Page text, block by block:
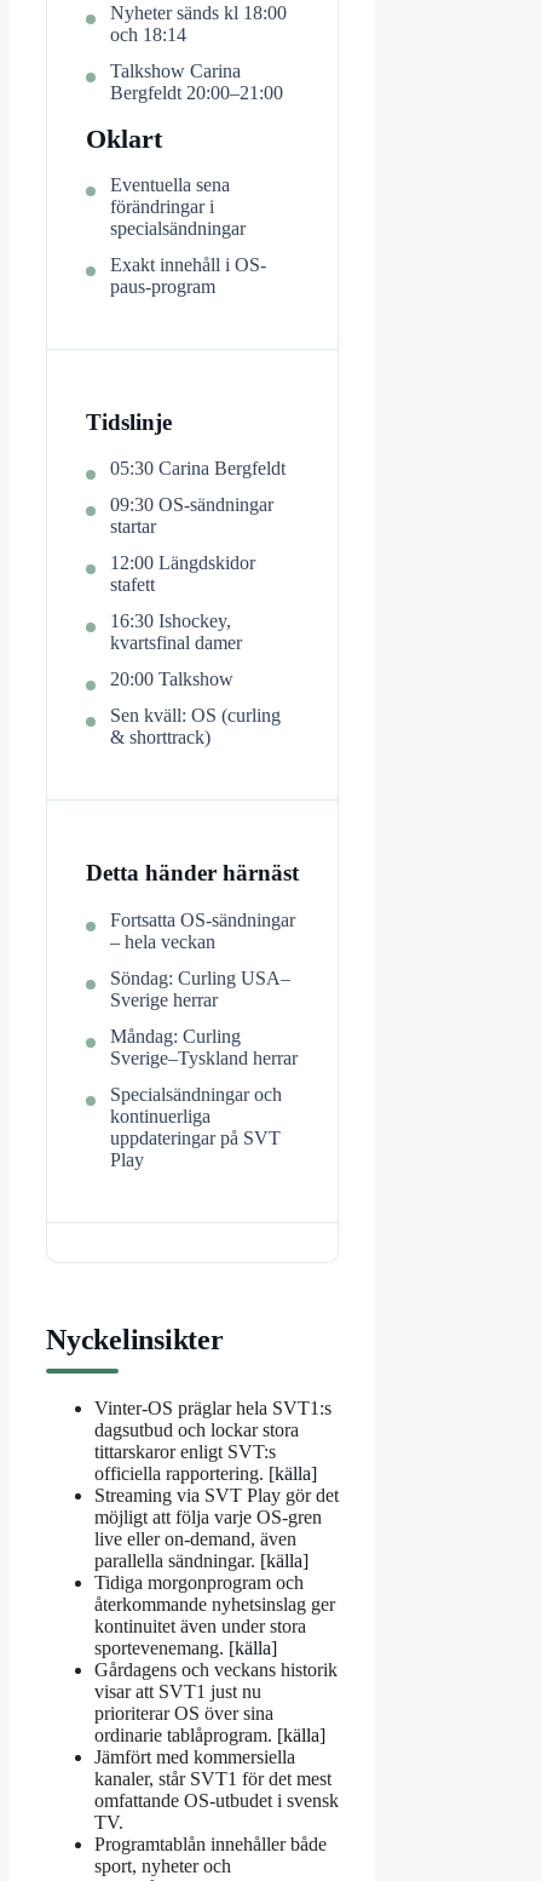
Nyheter sänds kl 18:00
och 18:14
Talkshow Carina
Bergfeldt 20:00–21:00
Oklart
Eventuella sena
förändringar i
specialsändningar
Exakt innehåll i OS-
paus-program
Tidslinje
05:30 Carina Bergfeldt
09:30 OS-sändningar
startar
12:00 Längdskidor
stafett
16:30 Ishockey,
kvartsfinal damer
20:00 Talkshow
Sen kväll: OS (curling
& shorttrack)
Detta händer härnäst
Fortsatta OS-sändningar
– hela veckan
Söndag: Curling USA–
Sverige herrar
Måndag: Curling
Sverige–Tyskland herrar
Specialsändningar och
kontinuerliga
uppdateringar på SVT
Play
Nyckelinsikter
Vinter-OS präglar hela SVT1:s
dagsutbud och lockar stora
tittarskaror enligt SVT:s
officiella rapportering. [källa]
Streaming via SVT Play gör det
möjligt att följa varje OS-gren
live eller on-demand, även
parallella sändningar. [källa]
Tidiga morgonprogram och
återkommande nyhetsinslag ger
kontinuitet även under stora
sportevenemang. [källa]
Gårdagens och veckans historik
visar att SVT1 just nu
prioriterar OS över sina
ordinarie tablåprogram. [källa]
Jämfört med kommersiella
kanaler, står SVT1 för det mest
omfattande OS-utbudet i svensk
TV.
Programtablån innehåller både
sport, nyheter och